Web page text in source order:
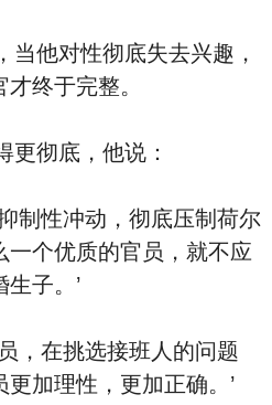
他对性彻底失去兴趣，
终于完整。
彻底，他说：
制性冲动，彻底压制荷尔
一个优质的官员，就不应
子。’
，在挑选接班人的问题
加理性，更加正确。’